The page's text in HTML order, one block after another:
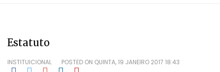
Estatuto
INSTITUICIONAL POSTED ON QUINTA, 19 JANEIRO 2017 18:43